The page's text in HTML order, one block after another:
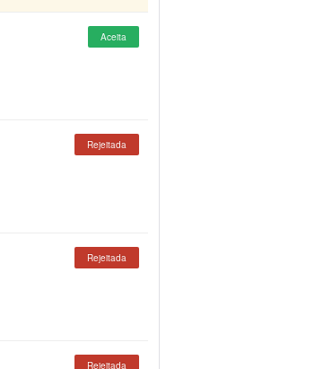
Aceita
Rejeitada
Rejeitada
Rejeitada